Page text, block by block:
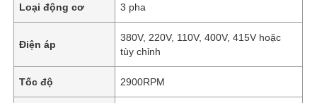
Loại động cơ 3 pha
Điện áp
380V, 220V, 110V, 400V, 415V hoặc
tùy chỉnh
Tốc độ 2900RPM